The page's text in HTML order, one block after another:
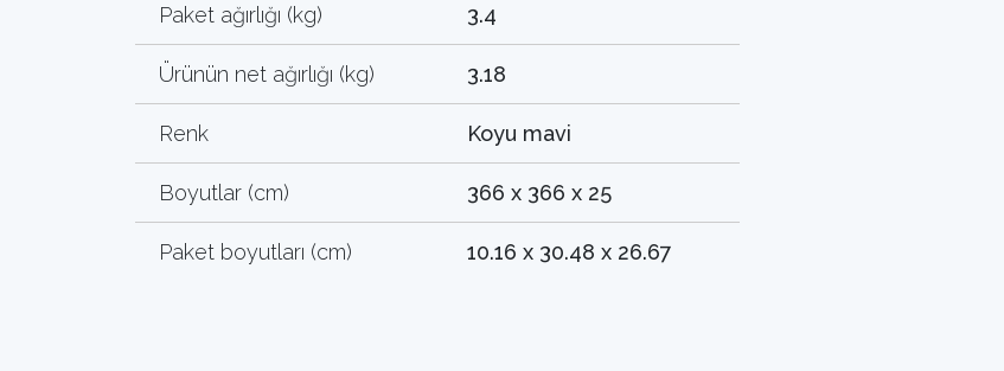
Paket ağırlığı (kg) 3.4
Ürünün net ağırlığı (kg) 3.18
Renk Koyu mavi
Boyutlar (cm) 366 x 366 x 25
Paket boyutları (cm) 10.16 x 30.48 x 26.67